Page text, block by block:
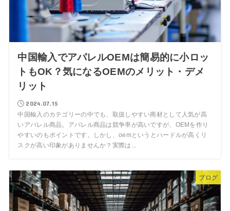
中国輸入でアパレルOEMは簡易的に小ロッ
トもOK？気になるOEMのメリット・デメ
リット
2024.07.15
中国輸入のカテゴリーの中でも、取扱しやすい商材として人気が高
いアパレル商品。アパレル商品は競争率が高いですが、OEMを作り
やすいのもポイントです。しかし、oemというとハードルが高くリ
スクが高い印象がありませんか？実際は...
ブログ